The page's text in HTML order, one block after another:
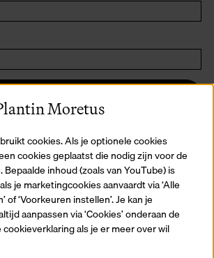
hoogte
nieuwsbrief en blijf op de hoogte van alle
Moretus
cookies. Als je optionele cookies
cookies geplaatst die nodig zijn voor de
inhoud (zoals van YouTube) is
je marketingcookies aanvaardt via ‘Alle
of ‘Voorkeuren instellen’. Je kan je
aanpassen via ‘Cookies’ onderaan de
als je er meer over wil